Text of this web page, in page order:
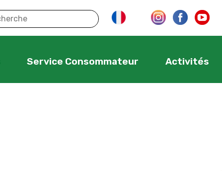
Service Consommateur Activités